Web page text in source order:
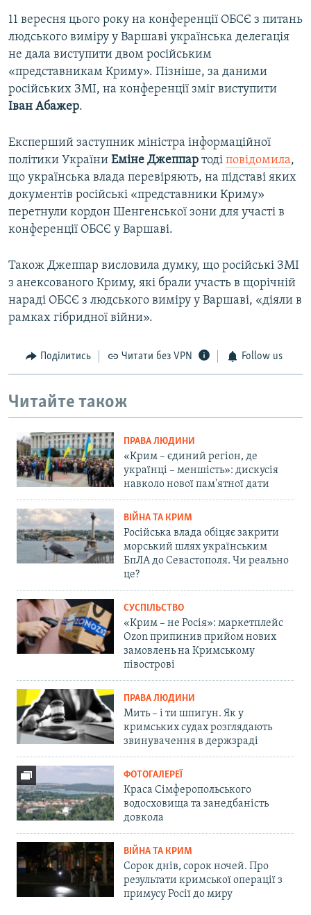
11 вересня цього року на конференції ОБСЄ з питань
людського виміру у Варшаві українська делегація
не дала виступити двом російським
«представникам Криму». Пізніше, за даними
російських ЗМІ, на конференції зміг виступити
Іван Абажер.
Експерший заступник міністра інформаційної
політики України Еміне Джеппар тоді повідомила,
що українська влада перевіряють, на підставі яких
документів російські «представники Криму»
перетнули кордон Шенгенської зони для участі в
конференції ОБСЄ у Варшаві.
Також Джеппар висловила думку, що російські ЗМІ
з анексованого Криму, які брали участь в щорічній
нараді ОБСЄ з людського виміру у Варшаві, «діяли в
рамках гібридної війни».
Поділитись Читати без VPN Follow us
Читайте також
ПРАВА ЛЮДИНИ
«Крим – єдиний регіон, де
українці – меншість»: дискусія
навколо нової пам'ятної дати
ВІЙНА ТА КРИМ
Російська влада обіцяє закрити
морський шлях українським
БпЛА до Севастополя. Чи реально
це?
СУСПІЛЬСТВО
«Крим – не Росія»: маркетплейс
Ozon припинив прийом нових
замовлень на Кримському
півострові
ПРАВА ЛЮДИНИ
Мить – і ти шпигун. Як у
кримських судах розглядають
звинувачення в держзраді
ФОТОГАЛЕРЕЇ
Краса Сімферопольського
водосховища та занедбаність
довкола
ВІЙНА ТА КРИМ
Сорок днів, сорок ночей. Про
результати кримської операції з
примусу Росії до миру